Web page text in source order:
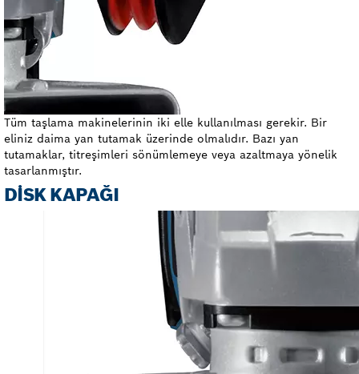
Tüm taşlama makinelerinin iki elle kullanılması gerekir. Bir
eliniz daima yan tutamak üzerinde olmalıdır. Bazı yan
tutamaklar, titreşimleri sönümlemeye veya azaltmaya yönelik
tasarlanmıştır.
DISK KAPAĞI